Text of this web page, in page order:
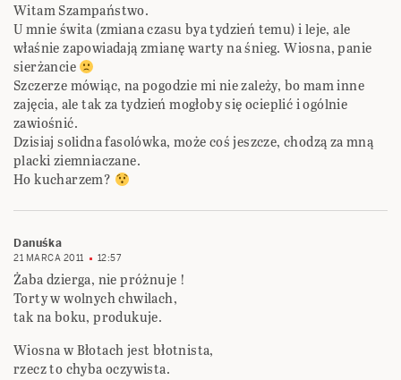
Witam Szampaństwo.
U mnie świta (zmiana czasu bya tydzień temu) i leje, ale
właśnie zapowiadają zmianę warty na śnieg. Wiosna, panie
sierżancie
Szczerze mówiąc, na pogodzie mi nie zależy, bo mam inne
zajęcia, ale tak za tydzień mogłoby się ocieplić i ogólnie
zawiośnić.
Dzisiaj solidna fasolówka, może coś jeszcze, chodzą za mną
placki ziemniaczane.
Ho kucharzem?
Danuśka
21 MARCA 2011 12:57
Żaba dzierga, nie próżnuje !
Torty w wolnych chwilach,
tak na boku, produkuje.
Wiosna w Błotach jest błotnista,
rzecz to chyba oczywista.